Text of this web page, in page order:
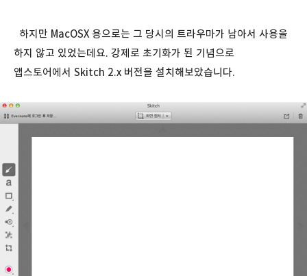
하지만 MacOSX 용으로는 그 당시의 트라우마가 남아서 사용을
하지 않고 있었는데요. 강제로 초기화가 된 기념으로
앱스토어에서 Skitch 2.x 버전을 설치해보았습니다.